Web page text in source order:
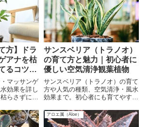
方】ドラ
アナを枯
るコツと
マッサンゲ
効果を詳し
らさずに育
介します。
サンスベリア（トラノオ）
の育て方と魅力｜初心者に
優しい空気清浄観葉植物
サンスベリア（トラノオ）の育て
方や人気の種類、空気清浄・風水
効果まで。初心者にも育てやすい
アロエ属（Aloe）